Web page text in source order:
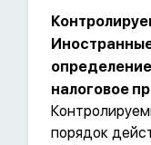
налоговое
порядок